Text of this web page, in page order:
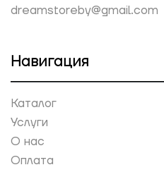
dreamstoreby@gmail.com
Навигация
Каталог
Услуги
О нас
Оплата